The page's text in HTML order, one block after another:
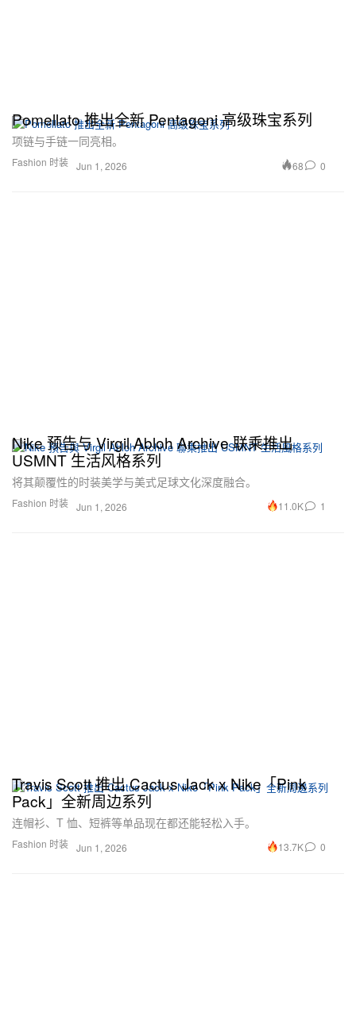
Fashion 时装
Pomellato 推出全新 Pentagoni 高级珠宝系列
项链与手链一同亮相。
Jun 1, 2026 68 0
Fashion 时装
Nike 预告与 Virgil Abloh Archive 联乘推出
USMNT 生活风格系列
将其颠覆性的时装美学与美式足球文化深度融合。
Jun 1, 2026 11.0K 1
Fashion 时装
Travis Scott 推出 Cactus Jack x Nike「Pink
Pack」全新周边系列
连帽衫、T 恤、短裤等单品现在都还能轻松入手。
Jun 1, 2026 13.7K 0